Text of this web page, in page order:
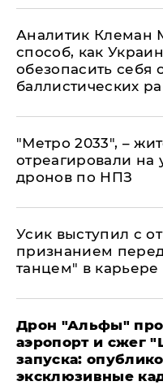
Аналитик Клеман
способ, как
обезопасить себя
баллистических
"Метро 2033", –
отреагировали на
дронов по НПЗ
Усик выступил с
признанием
танцем" в карьере
Дрон "Альфы"
аэропорт и сжег
запуска:
эксклюзивные